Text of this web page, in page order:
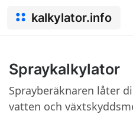
kalkylator.info
Spraykalkylator
Sprayberäknaren låter
vatten och